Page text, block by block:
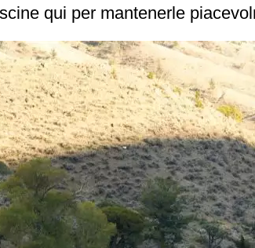
qui per mantenerle